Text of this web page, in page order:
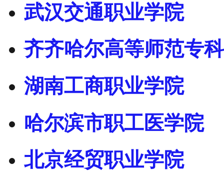
武汉交通职业学院
齐齐哈尔高等师范专
湖南工商职业学院
哈尔滨市职工医学院
北京经贸职业学院